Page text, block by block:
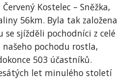
Kostelec – Sněžka,
56km. Byla tak založena
se sjížděli pochodníci z celé
pochodu rostla,
503 účastníků.
let minulého století